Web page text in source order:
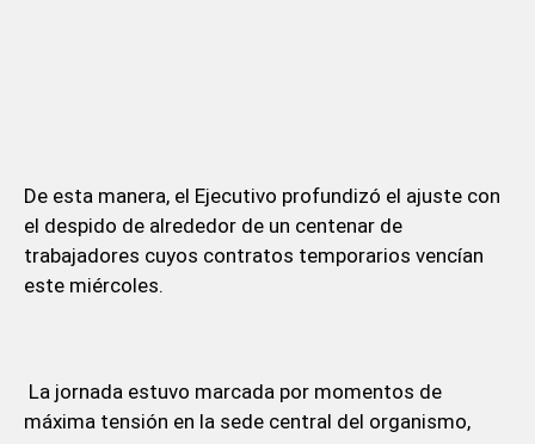
De esta manera, el Ejecutivo profundizó el ajuste con
el despido de alrededor de un centenar de
trabajadores cuyos contratos temporarios vencían
este miércoles.
La jornada estuvo marcada por momentos de
máxima tensión en la sede central del organismo,